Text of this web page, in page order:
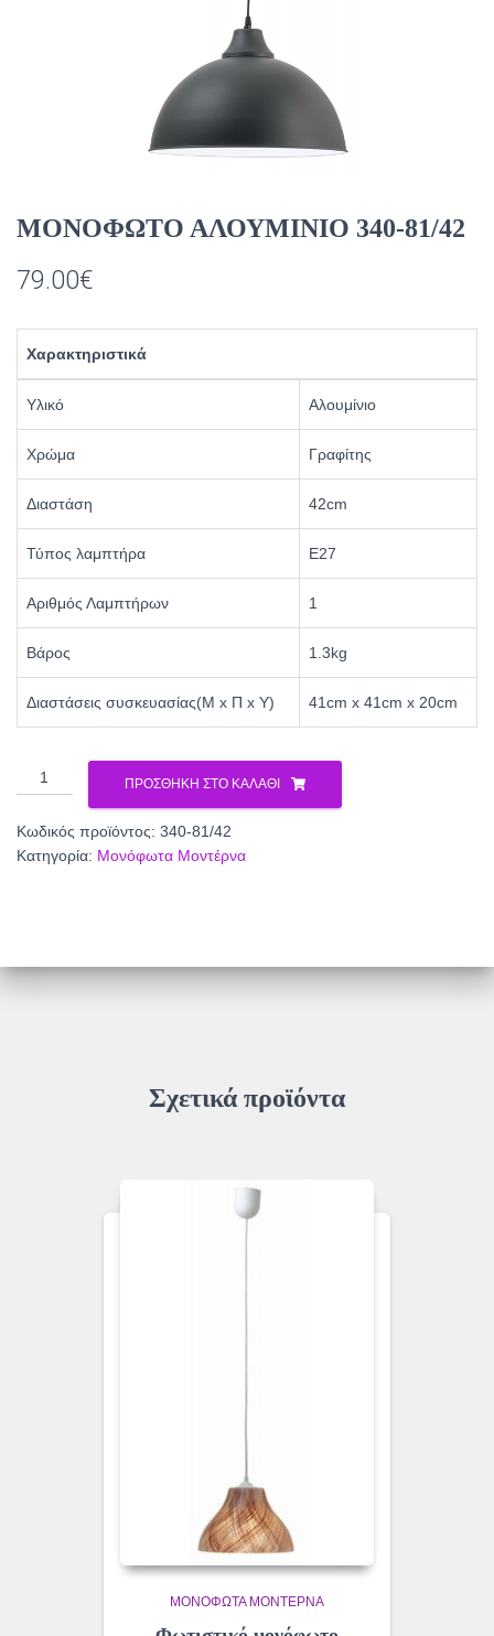
ΜΟΝΟΦΩΤΟ ΑΛΟΥΜΙΝΙΟ 340-81/42
79.00€
Χαρακτηριστικά
Υλικό Αλουμίνιο
Χρώμα Γραφίτης
Διαστάση 42cm
Τύπος λαμπτήρα Ε27
Αριθμός Λαμπτήρων 1
Βάρος 1.3kg
Διαστάσεις συσκευασίας(Μ x Π x Υ) 41cm x 41cm x 20cm
ΜΟΝΟΦΩΤΟ
ΑΛΟΥΜΙΝΙΟ
ποσότητα
ΠΡΟΣΘΉΚΗ ΣΤΟ ΚΑΛΆΘΙ
Κωδικός προϊόντος: 340-81/42
Κατηγορία: Μονόφωτα Μοντέρνα
Σχετικά προϊόντα
ΜΟΝΌΦΩΤΑ ΜΟΝΤΈΡΝΑ